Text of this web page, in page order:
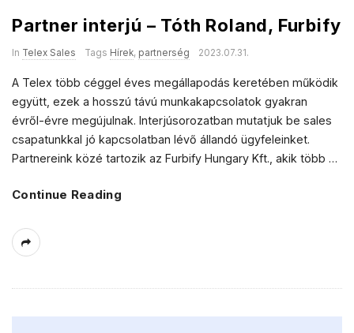
Partner interjú – Tóth Roland, Furbify
In Telex Sales Tags Hírek, partnerség 2023.07.31.
A Telex több céggel éves megállapodás keretében működik
együtt, ezek a hosszú távú munkakapcsolatok gyakran
évről-évre megújulnak. Interjúsorozatban mutatjuk be sales
csapatunkkal jó kapcsolatban lévő állandó ügyfeleinket.
Partnereink közé tartozik az Furbify Hungary Kft., akik több …
Continue Reading